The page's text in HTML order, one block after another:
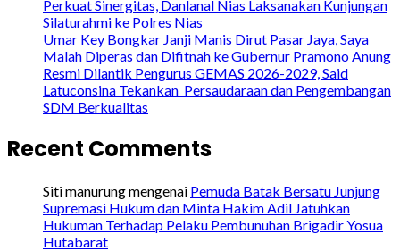
Perkuat Sinergitas, Danlanal Nias Laksanakan Kunjungan
Silaturahmi ke Polres Nias
Umar Key Bongkar Janji Manis Dirut Pasar Jaya, Saya
Malah Diperas dan Difitnah ke Gubernur Pramono Anung
Resmi Dilantik Pengurus GEMAS 2026-2029, Said
Latuconsina Tekankan Persaudaraan dan Pengembangan
SDM Berkualitas
Recent Comments
Siti manurungmengenai Pemuda Batak Bersatu Junjung
Supremasi Hukum dan Minta Hakim Adil Jatuhkan
Hukuman Terhadap Pelaku Pembunuhan Brigadir Yosua
Hutabarat